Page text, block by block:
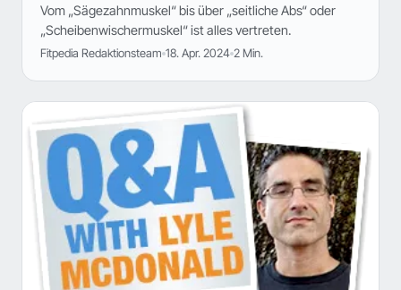
Vom „Sägezahnmuskel“ bis über „seitliche Abs“ oder
„Scheibenwischermuskel“ ist alles vertreten.
Fitpedia Redaktionsteam 18. Apr. 2024 2 Min.